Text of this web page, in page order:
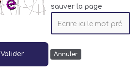
sauver la page
Valider Annuler